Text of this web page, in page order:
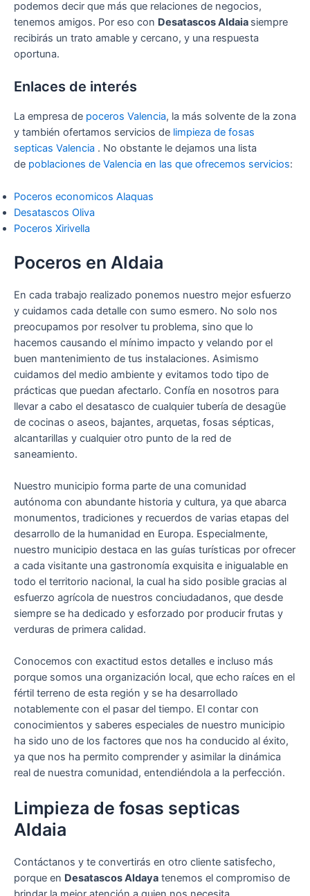
podemos decir que más que relaciones de negocios,
tenemos amigos. Por eso con Desatascos Aldaia siempre
recibirás un trato amable y cercano, y una respuesta
oportuna.
Enlaces de interés
La empresa de poceros Valencia, la más solvente de la zona
y también ofertamos servicios de limpieza de fosas
septicas Valencia . No obstante le dejamos una lista
de poblaciones de Valencia en las que ofrecemos servicios:
Poceros economicos Alaquas
Desatascos Oliva
Poceros Xirivella
Poceros en Aldaia
En cada trabajo realizado ponemos nuestro mejor esfuerzo
y cuidamos cada detalle con sumo esmero. No solo nos
preocupamos por resolver tu problema, sino que lo
hacemos causando el mínimo impacto y velando por el
buen mantenimiento de tus instalaciones. Asimismo
cuidamos del medio ambiente y evitamos todo tipo de
prácticas que puedan afectarlo. Confía en nosotros para
llevar a cabo el desatasco de cualquier tubería de desagüe
de cocinas o aseos, bajantes, arquetas, fosas sépticas,
alcantarillas y cualquier otro punto de la red de
saneamiento.
Nuestro municipio forma parte de una comunidad
autónoma con abundante historia y cultura, ya que abarca
monumentos, tradiciones y recuerdos de varias etapas del
desarrollo de la humanidad en Europa. Especialmente,
nuestro municipio destaca en las guías turísticas por ofrecer
a cada visitante una gastronomía exquisita e inigualable en
todo el territorio nacional, la cual ha sido posible gracias al
esfuerzo agrícola de nuestros conciudadanos, que desde
siempre se ha dedicado y esforzado por producir frutas y
verduras de primera calidad.
Conocemos con exactitud estos detalles e incluso más
porque somos una organización local, que echo raíces en el
fértil terreno de esta región y se ha desarrollado
notablemente con el pasar del tiempo. El contar con
conocimientos y saberes especiales de nuestro municipio
ha sido uno de los factores que nos ha conducido al éxito,
ya que nos ha permito comprender y asimilar la dinámica
real de nuestra comunidad, entendiéndola a la perfección.
Limpieza de fosas septicas
Aldaia
Contáctanos y te convertirás en otro cliente satisfecho,
porque en Desatascos Aldaya tenemos el compromiso de